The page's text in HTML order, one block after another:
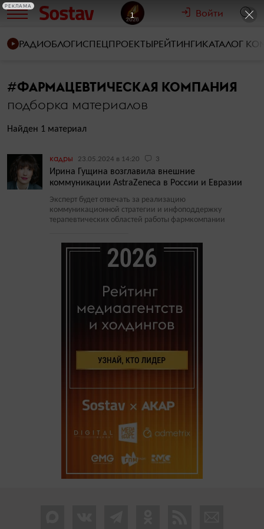
Войти
РАДИОБЛОГИСПЕЦПРОЕКТЫРЕЙТИНГИКАТАЛОГ
#ФАРМАЦЕВТИЧЕСКАЯ КОМПАНИЯ
подборка материалов
Найден 1 материал
кадры 23.05.2024 в 14:20 3
Ирина Гущина возглавила внешние
коммуникации AstraZeneca в России и Евразии
Эксперт будет отвечать за реализацию
коммуникационной стратегии и инфоподдержку
терапевтических областей работы фармкомпании
1
РЕКЛАМА